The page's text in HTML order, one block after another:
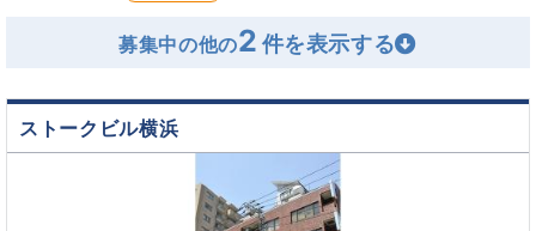
募集中の他の2
ストークビル横浜